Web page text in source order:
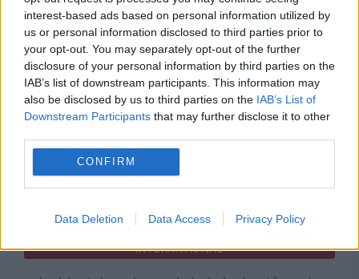
interest-based ads based on personal information utilized by
us or personal information disclosed to third parties prior to
your opt-out. You may separately opt-out of the further
disclosure of your personal information by third parties on the
IAB’s list of downstream participants. This information may
also be disclosed by us to third parties on the IAB’s List of
Downstream Participants that may further disclose it to other
CONFIRM
Data Deletion Data Access Privacy Policy
Recomandările noastre
INTERNATIONAL